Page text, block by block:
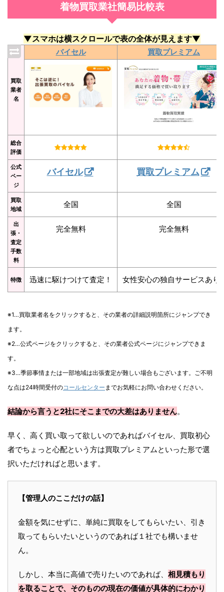
着物買取業社簡易比較表
▼スマホは横スクロールで表の全体が見えます▼
買取
業者
名
バイセル 買取プレミアム
総合
評価
公式
ペー
ジ
バイセル 買取プレミアム
買取
地域
全国 全国
出
張・
査定
手数
料
完全無料 完全無料
特徴 迅速に駆けつけて査定！ 女性安心の独自サービスあり
※1…買取業者名をクリックすると、その業者の詳細説明箇所にジャンプでき
ます。
※2…公式ページをクリックすると、その業者公式ページにジャンプできま
す。
※3…季節事情または一部地域は出張査定が難しい場合もございます。ご不明
な点は24時間受付のコールセンター までお気軽にお問い合わせください。
結論から言うと2社にそこまでの大差はありません。
早く、高く買い取って欲しいのであればバイセル、買取初心
者でちょっと心配という方は買取プレミアムといった形で選
択いただければと思います。
【管理人のここだけの話】
金額を気にせずに、単純に買取をしてもらいたい、引き
取ってもらいたいというのであれば１社でも構いませ
ん。
しかし、本当に高値で売りたいのであれば、 相見積もり
を取ることで、そのものの現在の価値が具体的にわかり